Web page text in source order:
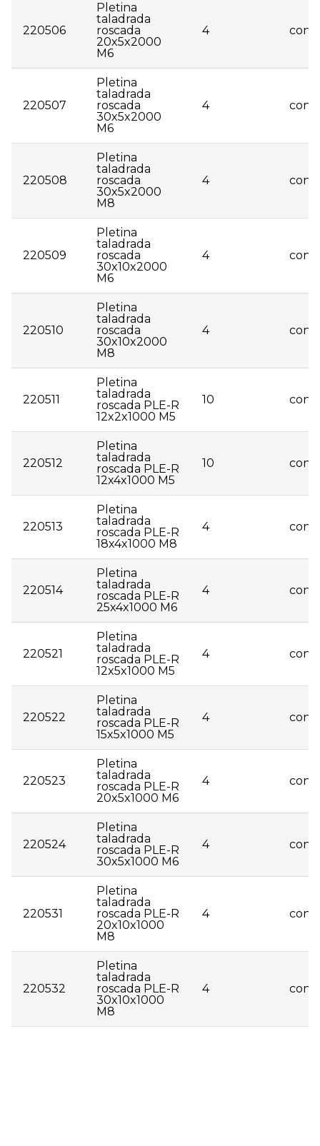
220506
Pletina
taladrada
roscada
20x5x2000
M6
4
220507
Pletina
taladrada
roscada
30x5x2000
M6
4
220508
Pletina
taladrada
roscada
30x5x2000
M8
4
220509
Pletina
taladrada
roscada
30x10x2000
M6
4
220510
Pletina
taladrada
roscada
30x10x2000
M8
4
220511
Pletina
taladrada
roscada PLE-R
12x2x1000 M5
10
220512
Pletina
taladrada
roscada PLE-R
12x4x1000 M5
10
220513
Pletina
taladrada
roscada PLE-R
18x4x1000 M8
4
220514
Pletina
taladrada
roscada PLE-R
25x4x1000 M6
4
220521
Pletina
taladrada
roscada PLE-R
12x5x1000 M5
4
220522
Pletina
taladrada
roscada PLE-R
15x5x1000 M5
4
220523
Pletina
taladrada
roscada PLE-R
20x5x1000 M6
4
220524
Pletina
taladrada
roscada PLE-R
30x5x1000 M6
4
220531
Pletina
taladrada
roscada PLE-R
20x10x1000
M8
4
220532
Pletina
taladrada
roscada PLE-R
30x10x1000
M8
4